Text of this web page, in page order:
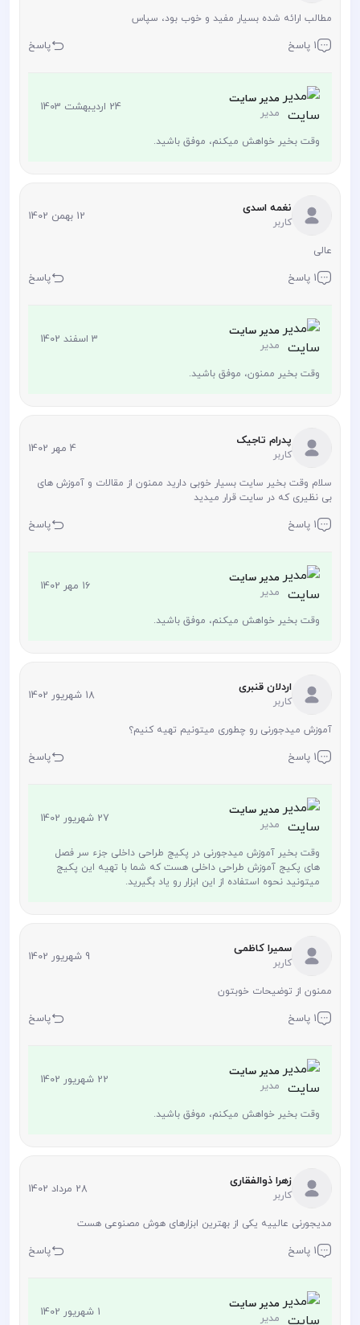
مطالب ارائه شده بسیار مفید و خوب بود، سپاس
1 پاسخ پاسخ
مدیر سایت
مدیر 24 اردیبهشت 1403
وقت بخیر خواهش میکنم، موفق باشید.
نغمه اسدی
کاربر 12 بهمن 1402
عالی
1 پاسخ پاسخ
مدیر سایت
مدیر 3 اسفند 1402
وقت بخیر ممنون، موفق باشید.
پدرام تاجیک
کاربر 4 مهر 1402
سلام وقت بخیر سایت بسیار خوبی دارید ممنون از مقالات و آموزش های
بی نظیری که در سایت قرار میدید
1 پاسخ پاسخ
مدیر سایت
مدیر 16 مهر 1402
وقت بخیر خواهش میکنم، موفق باشید.
اردلان قنبری
کاربر 18 شهریور 1402
آموزش میدجورنی رو چطوری میتونیم تهیه کنیم؟
1 پاسخ پاسخ
مدیر سایت
مدیر 27 شهریور 1402
وقت بخیر آموزش میدجورنی در پکیج طراحی داخلی جزء سر فصل
های پکیج آموزش طراحی داخلی هست که شما با تهیه این پکیج
میتونید نحوه استفاده از این ابزار رو یاد بگیرید.
سمیرا کاظمی
کاربر 9 شهریور 1402
ممنون از توضیحات خوبتون
1 پاسخ پاسخ
مدیر سایت
مدیر 22 شهریور 1402
وقت بخیر خواهش میکنم، موفق باشید.
زهرا ذوالفقاری
کاربر 28 مرداد 1402
مدیجورنی عالییه یکی از بهترین ابزارهای هوش مصنوعی هست
1 پاسخ پاسخ
مدیر سایت
مدیر 1 شهریور 1402